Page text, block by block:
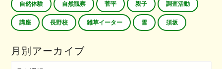
自然体験 自然観察 菅平 親子 調査活動
講座 長野校 雑草イーター 雪 須坂
月別アーカイブ